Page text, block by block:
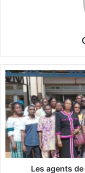
L
e
s
a
g
e
n
s
Les agents